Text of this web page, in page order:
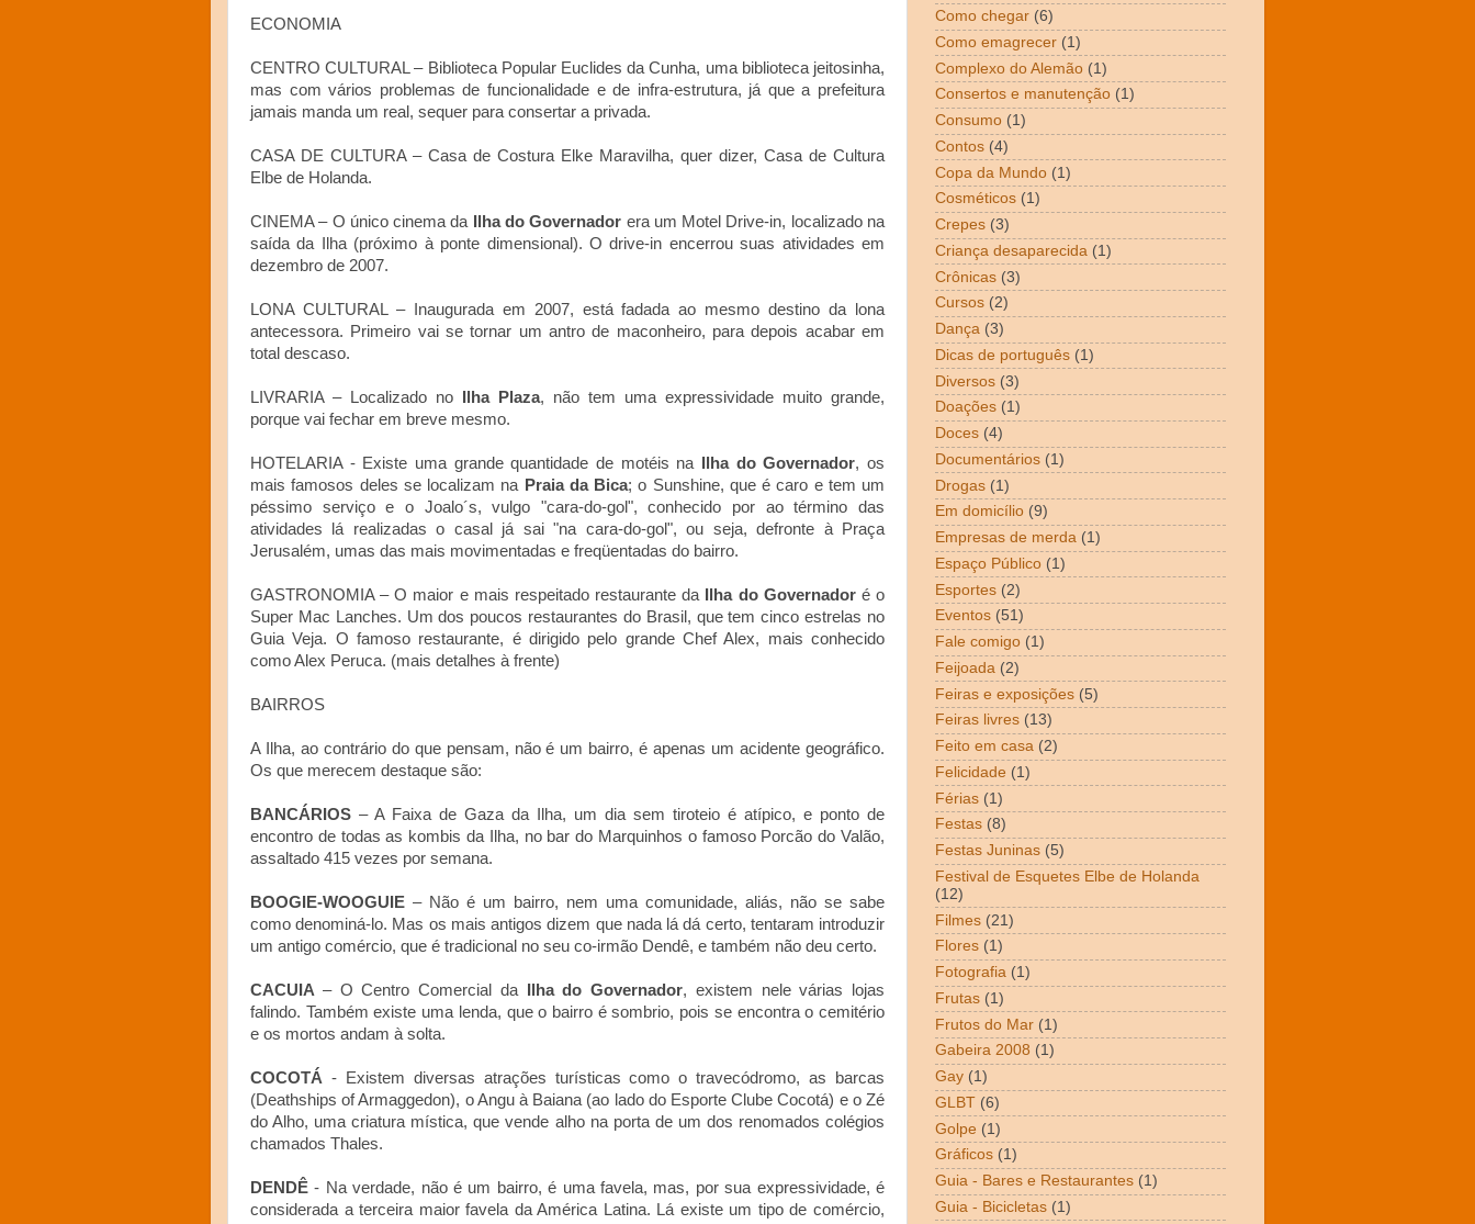
ECONOMIA
CENTRO CULTURAL – Biblioteca Popular Euclides da Cunha, uma biblioteca jeitosinha,
mas com vários problemas de funcionalidade e de infra-estrutura, já que a prefeitura
jamais manda um real, sequer para consertar a privada.
CASA DE CULTURA – Casa de Costura Elke Maravilha, quer dizer, Casa de Cultura
Elbe de Holanda.
CINEMA – O único cinema da Ilha do Governador era um Motel Drive-in, localizado na
saída da Ilha (próximo à ponte dimensional). O drive-in encerrou suas atividades em
dezembro de 2007.
LONA CULTURAL – Inaugurada em 2007, está fadada ao mesmo destino da lona
antecessora. Primeiro vai se tornar um antro de maconheiro, para depois acabar em
total descaso.
LIVRARIA – Localizado no Ilha Plaza, não tem uma expressividade muito grande,
porque vai fechar em breve mesmo.
HOTELARIA - Existe uma grande quantidade de motéis na Ilha do Governador, os
mais famosos deles se localizam na Praia da Bica; o Sunshine, que é caro e tem um
péssimo serviço e o Joalo´s, vulgo "cara-do-gol", conhecido por ao término das
atividades lá realizadas o casal já sai "na cara-do-gol", ou seja, defronte à Praça
Jerusalém, umas das mais movimentadas e freqüentadas do bairro.
GASTRONOMIA – O maior e mais respeitado restaurante da Ilha do Governadoré o
Super Mac Lanches. Um dos poucos restaurantes do Brasil, que tem cinco estrelas no
Guia Veja. O famoso restaurante, é dirigido pelo grande Chef Alex, mais conhecido
como Alex Peruca. (mais detalhes à frente)
BAIRROS
A Ilha, ao contrário do que pensam, não é um bairro, é apenas um acidente geográfico.
Os que merecem destaque são:
BANCÁRIOS – A Faixa de Gaza da Ilha, um dia sem tiroteio é atípico, e ponto de
encontro de todas as kombis da Ilha, no bar do Marquinhos o famoso Porcão do Valão,
assaltado 415 vezes por semana.
BOOGIE-WOOGUIE – Não é um bairro, nem uma comunidade, aliás, não se sabe
como denominá-lo. Mas os mais antigos dizem que nada lá dá certo, tentaram introduzir
um antigo comércio, que é tradicional no seu co-irmão Dendê, e também não deu certo.
CACUIA – O Centro Comercial da Ilha do Governador, existem nele várias lojas
falindo. Também existe uma lenda, que o bairro é sombrio, pois se encontra o cemitério
e os mortos andam à solta.
COCOTÁ - Existem diversas atrações turísticas como o travecódromo, as barcas
(Deathships of Armaggedon), o Angu à Baiana (ao lado do Esporte Clube Cocotá) e o Zé
do Alho, uma criatura mística, que vende alho na porta de um dos renomados colégios
chamados Thales.
DENDÊ - Na verdade, não é um bairro, é uma favela, mas, por sua expressividade, é
considerada a terceira maior favela da América Latina. Lá existe um tipo de comércio,
Como chegar (6)
Como emagrecer (1)
Complexo do Alemão (1)
Consertos e manutenção (1)
Consumo (1)
Contos (4)
Copa da Mundo (1)
Cosméticos (1)
Crepes (3)
Criança desaparecida (1)
Crônicas (3)
Cursos (2)
Dança (3)
Dicas de português (1)
Diversos (3)
Doações (1)
Doces (4)
Documentários (1)
Drogas (1)
Em domicílio (9)
Empresas de merda (1)
Espaço Público (1)
Esportes (2)
Eventos (51)
Fale comigo (1)
Feijoada (2)
Feiras e exposições (5)
Feiras livres (13)
Feito em casa (2)
Felicidade (1)
Férias (1)
Festas (8)
Festas Juninas (5)
Festival de Esquetes Elbe de Holanda
(12)
Filmes (21)
Flores (1)
Fotografia (1)
Frutas (1)
Frutos do Mar (1)
Gabeira 2008 (1)
Gay (1)
GLBT (6)
Golpe (1)
Gráficos (1)
Guia - Bares e Restaurantes (1)
Guia - Bicicletas (1)